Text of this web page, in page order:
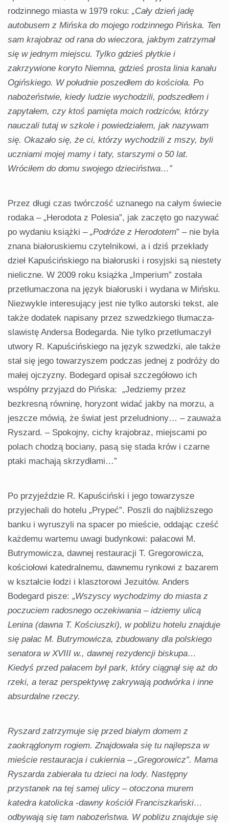
rodzinnego miasta w 1979 roku: „Cały dzień jadę
autobusem z Mińska do mojego rodzinnego Pińska. Ten
sam krajobraz od rana do wieczora, jakbym zatrzymał
się w jednym miejscu. Tylko gdzieś płytkie i
zakrzywione koryto Niemna, gdzieś prosta linia kanału
Ogińskiego. W południe poszedłem do kościoła. Po
nabożeństwie, kiedy ludzie wychodzili, podszedłem i
zapytałem, czy ktoś pamięta moich rodziców, którzy
nauczali tutaj w szkole i powiedziałem, jak nazywam
się. Okazało się, że ci, którzy wychodzili z mszy, byli
uczniami mojej mamy i taty, starszymi o 50 lat.
Wróciłem do domu swojego dzieciństwa…”
Przez długi czas twórczość uznanego na całym świecie
rodaka – „Herodota z Polesia”, jak zaczęto go nazywać
po wydaniu książki – „Podróże z Herodotem” – nie była
znana białoruskiemu czytelnikowi, a i dziś przekłady
dzieł Kapuścińskiego na białoruski i rosyjski są niestety
nieliczne. W 2009 roku książka „Imperium” została
przetłumaczona na język białoruski i wydana w Mińsku.
Niezwykle interesujący jest nie tylko autorski tekst, ale
także dodatek napisany przez szwedzkiego tłumacza-
slawistę Andersa Bodegarda. Nie tylko przetłumaczył
utwory R. Kapuścińskiego na język szwedzki, ale także
stał się jego towarzyszem podczas jednej z podróży do
małej ojczyzny. Bodegard opisał szczegółowo ich
wspólny przyjazd do Pińska: „Jedziemy przez
bezkresną równinę, horyzont widać jakby na morzu, a
jeszcze mówią, że świat jest przeludniony… – zauważa
Ryszard. – Spokojny, cichy krajobraz, miejscami po
polach chodzą bociany, pasą się stada krów i czarne
ptaki machają skrzydłami…”
Po przyjeździe R. Kapuściński i jego towarzysze
przyjechali do hotelu „Prypeć”. Poszli do najbliższego
banku i wyruszyli na spacer po mieście, oddając cześć
każdemu wartemu uwagi budynkowi: pałacowi M.
Butrymowicza, dawnej restauracji T. Gregorowicza,
kościołowi katedralnemu, dawnemu rynkowi z bazarem
w kształcie łodzi i klasztorowi Jezuitów. Anders
Bodegard pisze: „Wszyscy wychodzimy do miasta z
poczuciem radosnego oczekiwania – idziemy ulicą
Lenina (dawna T. Kościuszki), w pobliżu hotelu znajduje
się pałac M. Butrymowicza, zbudowany dla polskiego
senatora w XVIII w., dawnej rezydencji biskupa…
Kiedyś przed pałacem był park, który ciągnął się aż do
rzeki, a teraz perspektywę zakrywają podwórka i inne
absurdalne rzeczy.
Ryszard zatrzymuje się przed białym domem z
zaokrąglonym rogiem. Znajdowała się tu najlepsza w
mieście restauracja i cukiernia – „Gregorowicz”. Mama
Ryszarda zabierała tu dzieci na lody. Następny
przystanek na tej samej ulicy – otoczona murem
katedra katolicka -dawny kościół Franciszkański…
odbywają się tam nabożeństwa. W pobliżu znajduje się